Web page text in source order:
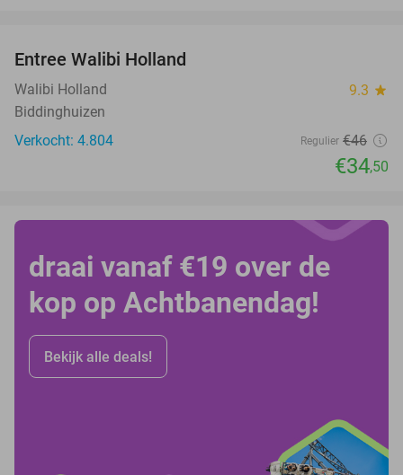
Entree Walibi Holland
Walibi Holland 9.3 star
Biddinghuizen
Verkocht: 4.804
Regulier €46
€34,50
draai vanaf €19 over de
kop op Achtbanendag!
Bekijk alle deals!